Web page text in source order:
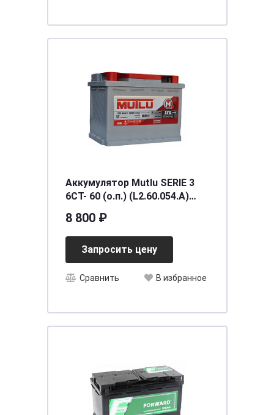
Аккумулятор Mutlu SERIE 3
6CT- 60 (о.п.) (L2.60.054.A)
8 800 ₽
Запросить цену
Сравнить В избранное